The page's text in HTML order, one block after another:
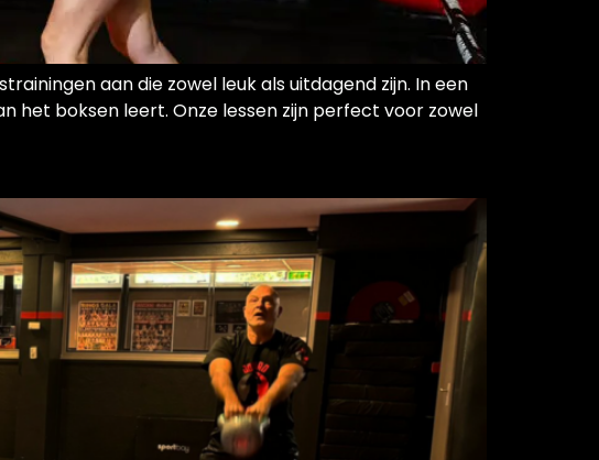
aan die zowel leuk als uitdagend zijn. In een
het boksen leert. Onze lessen zijn perfect voor zowel